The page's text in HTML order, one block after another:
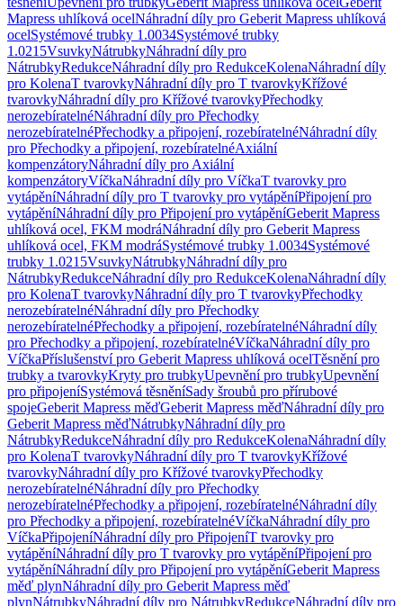
Mapress uhlíková ocelNáhradní díly pro Geberit Mapress uhlíková
ocelSystémové trubky 1.0034Systémové trubky
1.0215VsuvkyNátrubkyNáhradní díly pro
NátrubkyRedukceNáhradní díly pro RedukceKolenaNáhradní díly
pro KolenaT tvarovkyNáhradní díly pro T tvarovkyKřížové
tvarovkyNáhradní díly pro Křížové tvarovkyPřechodky
nerozebíratelnéNáhradní díly pro Přechodky
nerozebíratelnéPřechodky a připojení, rozebíratelnéNáhradní díly
pro Přechodky a připojení, rozebíratelnéAxiální
kompenzátoryNáhradní díly pro Axiální
kompenzátoryVíčkaNáhradní díly pro VíčkaT tvarovky pro
vytápěníNáhradní díly pro T tvarovky pro vytápěníPřipojení pro
vytápěníNáhradní díly pro Připojení pro vytápěníGeberit Mapress
uhlíková ocel, FKM modráNáhradní díly pro Geberit Mapress
uhlíková ocel, FKM modráSystémové trubky 1.0034Systémové
trubky 1.0215VsuvkyNátrubkyNáhradní díly pro
NátrubkyRedukceNáhradní díly pro RedukceKolenaNáhradní díly
pro KolenaT tvarovkyNáhradní díly pro T tvarovkyPřechodky
nerozebíratelnéNáhradní díly pro Přechodky
nerozebíratelnéPřechodky a připojení, rozebíratelnéNáhradní díly
pro Přechodky a připojení, rozebíratelnéVíčkaNáhradní díly pro
VíčkaPříslušenství pro Geberit Mapress uhlíková ocelTěsnění pro
trubky a tvarovkyKryty pro trubkyUpevnění pro trubkyUpevnění
pro připojeníSystémová těsněníSady šroubů pro přírubové
spojeGeberit Mapress měďGeberit Mapress měďNáhradní díly pro
Geberit Mapress měďNátrubkyNáhradní díly pro
NátrubkyRedukceNáhradní díly pro RedukceKolenaNáhradní díly
pro KolenaT tvarovkyNáhradní díly pro T tvarovkyKřížové
tvarovkyNáhradní díly pro Křížové tvarovkyPřechodky
nerozebíratelnéNáhradní díly pro Přechodky
nerozebíratelnéPřechodky a připojení, rozebíratelnéNáhradní díly
pro Přechodky a připojení, rozebíratelnéVíčkaNáhradní díly pro
VíčkaPřipojeníNáhradní díly pro PřipojeníT tvarovky pro
vytápěníNáhradní díly pro T tvarovky pro vytápěníPřipojení pro
vytápěníNáhradní díly pro Připojení pro vytápěníGeberit Mapress
měď plynNáhradní díly pro Geberit Mapress měď
plynNátrubkyNáhradní díly pro NátrubkyRedukceNáhradní díly pro